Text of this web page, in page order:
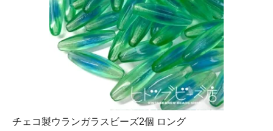
チェコ製ウランガラスビーズ2個 ロング